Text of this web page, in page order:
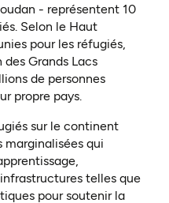
- représentent 10
Selon le Haut
pour les réfugiés,
Grands Lacs
de personnes
propre pays.
sur le continent
marginalisées qui
telles que
pour soutenir la